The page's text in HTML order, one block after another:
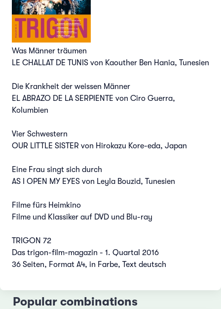
Was Männer träumen
LE CHALLAT DE TUNIS von Kaouther Ben Hania, Tunesien
Die Krankheit der weissen Männer
EL ABRAZO DE LA SERPIENTE von Ciro Guerra,
Kolumbien
Vier Schwestern
OUR LITTLE SISTER von Hirokazu Kore-eda, Japan
Eine Frau singt sich durch
AS I OPEN MY EYES von Leyla Bouzid, Tunesien
Filme fürs Heimkino
Filme und Klassiker auf DVD und Blu-ray
TRIGON 72
Das trigon-film-magazin - 1. Quartal 2016
36 Seiten, Format A4, in Farbe, Text deutsch
Popular combinations